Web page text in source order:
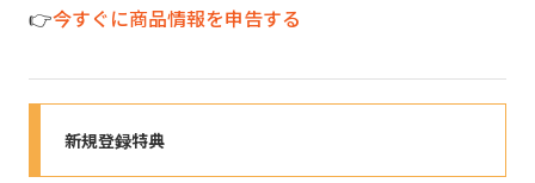
👉今すぐに商品情報を申告する
新規登録特典